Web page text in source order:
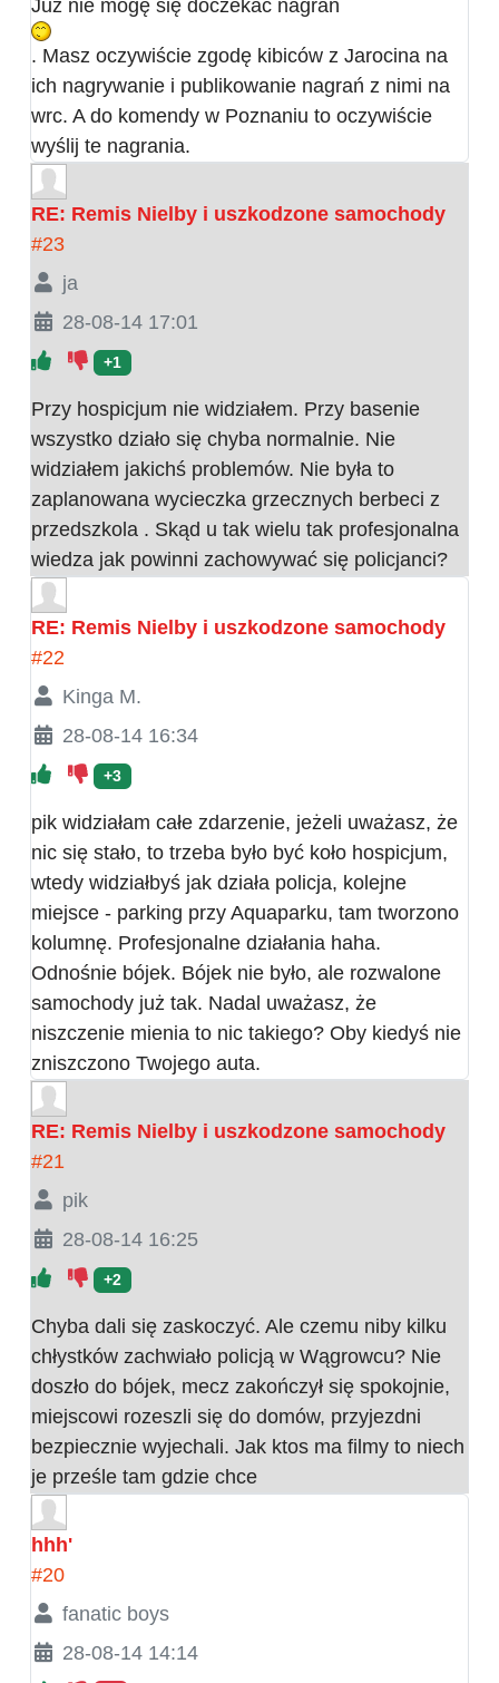
Już nie mogę się doczekać nagrań
. Masz oczywiście zgodę kibiców z Jarocina na
ich nagrywanie i publikowanie nagrań z nimi na
wrc. A do komendy w Poznaniu to oczywiście
wyślij te nagrania.
RE: Remis Nielby i uszkodzone samochody
#23
ja
28-08-14 17:01
+1
Przy hospicjum nie widziałem. Przy basenie
wszystko działo się chyba normalnie. Nie
widziałem jakichś problemów. Nie była to
zaplanowana wycieczka grzecznych berbeci z
przedszkola . Skąd u tak wielu tak profesjonalna
wiedza jak powinni zachowywać się policjanci?
RE: Remis Nielby i uszkodzone samochody
#22
Kinga M.
28-08-14 16:34
+3
pik widziałam całe zdarzenie, jeżeli uważasz, że
nic się stało, to trzeba było być koło hospicjum,
wtedy widziałbyś jak działa policja, kolejne
miejsce - parking przy Aquaparku, tam tworzono
kolumnę. Profesjonalne działania haha.
Odnośnie bójek. Bójek nie było, ale rozwalone
samochody już tak. Nadal uważasz, że
niszczenie mienia to nic takiego? Oby kiedyś nie
zniszczono Twojego auta.
RE: Remis Nielby i uszkodzone samochody
#21
pik
28-08-14 16:25
+2
Chyba dali się zaskoczyć. Ale czemu niby kilku
chłystków zachwiało policją w Wągrowcu? Nie
doszło do bójek, mecz zakończył się spokojnie,
miejscowi rozeszli się do domów, przyjezdni
bezpiecznie wyjechali. Jak ktos ma filmy to niech
je prześle tam gdzie chce
hhh'
#20
fanatic boys
28-08-14 14:14